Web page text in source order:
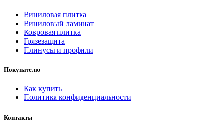
Виниловая плитка
Виниловый ламинат
Ковровая плитка
Грязезащита
Плинусы и профили
Покупателю
Как купить
Политика конфиденциальности
Контакты